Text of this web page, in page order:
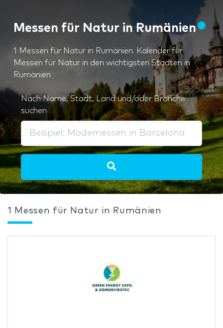
Messen für Natur in Rumänien
1 Messen für Natur in Rumänien. Kalender für
Messen für Natur in den wichtigsten Städten in
Rumänien
Nach Name, Stadt, Land und/oder Branche
suchen
1 Messen für Natur in Rumänien